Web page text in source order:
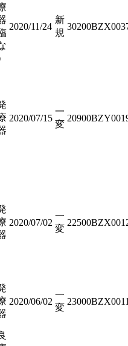
2020/11/24
新
規
2020/07/15
一
変
2020/07/02
一
変
2020/06/02
一
変